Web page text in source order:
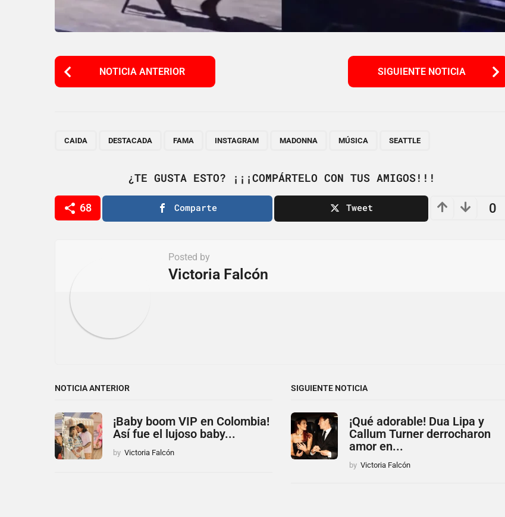
P
o
P
i
n
NOTICIA ANTERIOR SIGUIENTE NOTICIA
CAIDA DESTACADA FAMA INSTAGRAM MADONNA MÚSICA SEATTLE
¿TE GUSTA ESTO? ¡¡¡COMPÁRTELO CON TUS AMIGOS!!!
68 0
Comparte Tweet
Posted by
Victoria Falcón
NOTICIA ANTERIOR
¡Baby boom VIP en Colombia!
Así fue el lujoso baby...
by Victoria Falcón
SIGUIENTE NOTICIA
¡Qué adorable! Dua Lipa y
Callum Turner derrocharon
amor en...
by Victoria Falcón